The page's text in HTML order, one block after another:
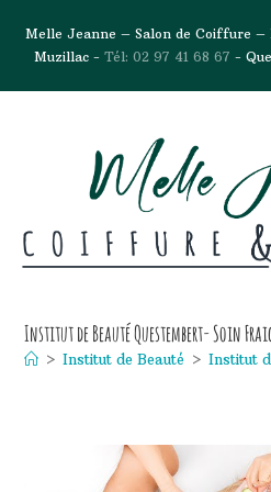
Melle Jeanne – Salon de Coiffure
Muzillac - Tél: 02 97 41 68 67 -
Institut de Beauté Questembert- Soin
> Institut de Beauté > Institut